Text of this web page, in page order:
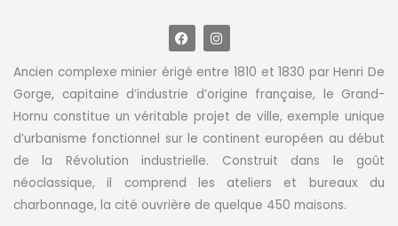
F
a
c
e
b
o
o
k
I
n
s
t
a
g
r
a
m
Ancien complexe minier érigé entre 1810 et 1830 par Henri De
Gorge, capitaine d’industrie d’origine française, le Grand-
Hornu constitue un véritable projet de ville, exemple unique
d’urbanisme fonctionnel sur le continent européen au début
de la Révolution industrielle. Construit dans le goût
néoclassique, il comprend les ateliers et bureaux du
charbonnage, la cité ouvrière de quelque 450 maisons.